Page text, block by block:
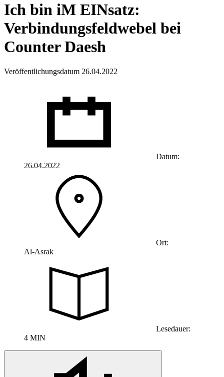
Ich bin iM EINsatz:
Verbindungsfeldwebel bei
Counter Daesh
Veröffentlichungsdatum 26.04.2022
Datum:
26.04.2022
Ort:
Al-Asrak
Lesedauer:
4 MIN